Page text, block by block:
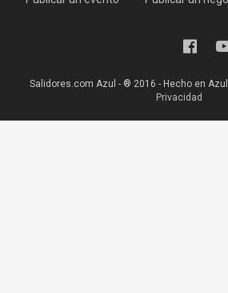
Salidores.com Azul - ® 2016 - Hecho en
Privacidad